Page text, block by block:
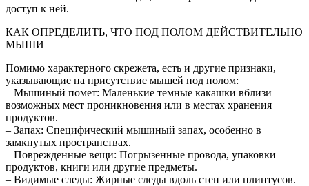
доступ к ней.
КАК ОПРЕДЕЛИТЬ, ЧТО ПОД ПОЛОМ ДЕЙСТВИТЕЛЬНО
МЫШИ
Помимо характерного скрежета, есть и другие признаки,
указывающие на присутствие мышей под полом:
– Мышиный помет: Маленькие темные какашки вблизи
возможных мест проникновения или в местах хранения
продуктов.
– Запах: Специфический мышиный запах, особенно в
замкнутых пространствах.
– Поврежденные вещи: Погрызенные провода, упаковки
продуктов, книги или другие предметы.
– Видимые следы: Жирные следы вдоль стен или плинтусов.